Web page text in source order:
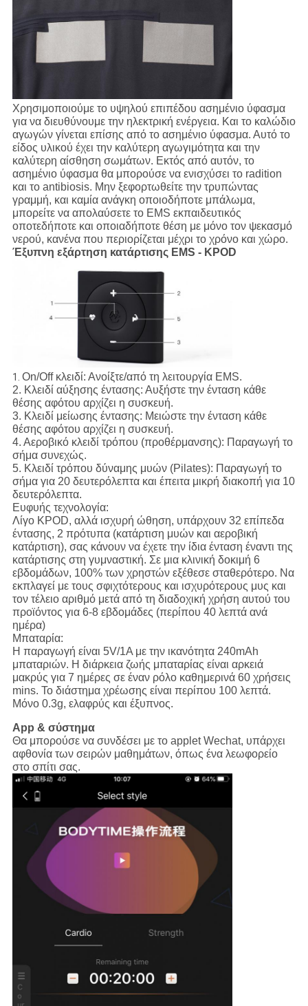
Χρησιμοποιούμε το υψηλού επιπέδου ασημένιο ύφασμα
για να διευθύνουμε την ηλεκτρική ενέργεια. Και το καλώδιο
αγωγών γίνεται επίσης από το ασημένιο ύφασμα. Αυτό το
είδος υλικού έχει την καλύτερη αγωγιμότητα και την
καλύτερη αίσθηση σωμάτων. Εκτός από αυτόν, το
ασημένιο ύφασμα θα μπορούσε να ενισχύσει το radition
και το antibiosis. Μην ξεφορτωθείτε την τρυπώντας
γραμμή, και καμία ανάγκη οποιοδήποτε μπάλωμα,
μπορείτε να απολαύσετε το EMS εκπαιδευτικός
οποτεδήποτε και οποιαδήποτε θέση με μόνο τον ψεκασμό
νερού, κανένα που περιορίζεται μέχρι το χρόνο και χώρο.
Έξυπνη εξάρτηση κατάρτισης EMS - KPOD
1. On/Off κλειδί: Ανοίξτε/από τη λειτουργία EMS.
2. Κλειδί αύξησης έντασης: Αυξήστε την ένταση κάθε
θέσης αφότου αρχίζει η συσκευή.
3. Κλειδί μείωσης έντασης: Μειώστε την ένταση κάθε
θέσης αφότου αρχίζει η συσκευή.
4. Αεροβικό κλειδί τρόπου (προθέρμανσης): Παραγωγή το
σήμα συνεχώς.
5. Κλειδί τρόπου δύναμης μυών (Pilates): Παραγωγή το
σήμα για 20 δευτερόλεπτα και έπειτα μικρή διακοπή για 10
δευτερόλεπτα.
Ευφυής τεχνολογία:
Λίγο KPOD, αλλά ισχυρή ώθηση, υπάρχουν 32 επίπεδα
έντασης, 2 πρότυπα (κατάρτιση μυών και αεροβική
κατάρτιση), σας κάνουν να έχετε την ίδια ένταση έναντι της
κατάρτισης στη γυμναστική. Σε μια κλινική δοκιμή 6
εβδομάδων, 100% των χρηστών εξέθεσε σταθερότερο. Να
εκπλαγεί με τους σφιχτότερους και ισχυρότερους μυς και
τον τέλειο αριθμό μετά από τη διαδοχική χρήση αυτού του
προϊόντος για 6-8 εβδομάδες (περίπου 40 λεπτά ανά
ημέρα)
Μπαταρία:
Η παραγωγή είναι 5V/1A με την ικανότητα 240mAh
μπαταριών. Η διάρκεια ζωής μπαταρίας είναι αρκειά
μακρύς για 7 ημέρες σε έναν ρόλο καθημερινά 60 χρήσεις
mins. Το διάστημα χρέωσης είναι περίπου 100 λεπτά.
Μόνο 0.3g, ελαφρύς και έξυπνος.
App & σύστημα
Θα μπορούσε να συνδέσει με το applet Wechat, υπάρχει
αφθονία των σειρών μαθημάτων, όπως ένα λεωφορείο
στο σπίτι σας.